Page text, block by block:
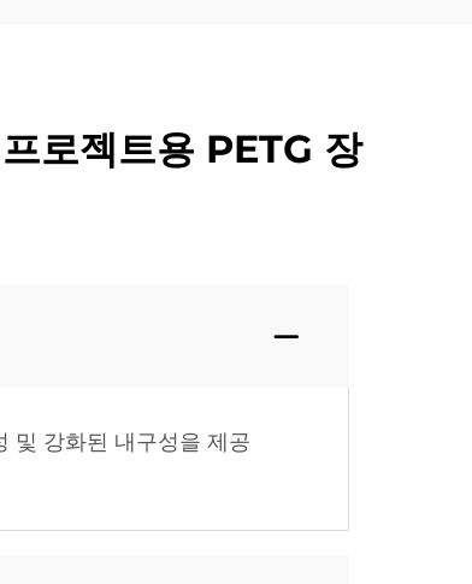
로젝트용 PETG 장
및 강화된 내구성을 제공